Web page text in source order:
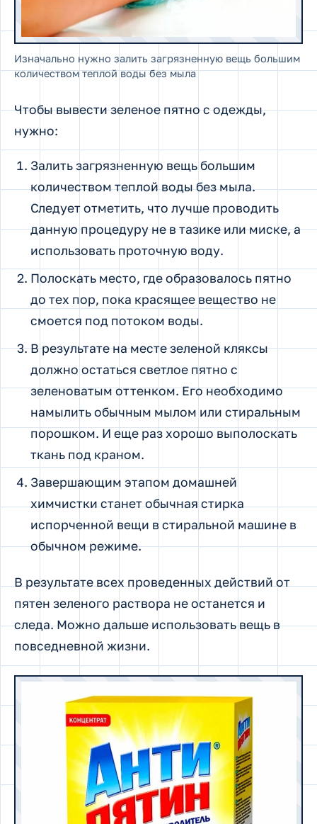
Изначально нужно залить загрязненную вещь большим
количеством теплой воды без мыла
Чтобы вывести зеленое пятно с одежды,
нужно:
Залить загрязненную вещь большим
количеством теплой воды без мыла.
Следует отметить, что лучше проводить
данную процедуру не в тазике или миске, а
использовать проточную воду.
Полоскать место, где образовалось пятно
до тех пор, пока красящее вещество не
смоется под потоком воды.
В результате на месте зеленой кляксы
должно остаться светлое пятно с
зеленоватым оттенком. Его необходимо
намылить обычным мылом или стиральным
порошком. И еще раз хорошо выполоскать
ткань под краном.
Завершающим этапом домашней
химчистки станет обычная стирка
испорченной вещи в стиральной машине в
обычном режиме.
В результате всех проведенных действий от
пятен зеленого раствора не останется и
следа. Можно дальше использовать вещь в
повседневной жизни.